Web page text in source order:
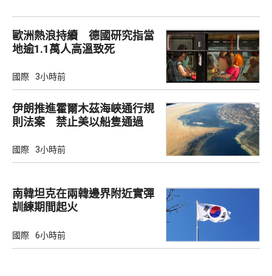
歐洲熱浪持續 德國研究指當
地逾1.1萬人高溫致死
國際 3小時前
伊朗推進霍爾木茲海峽通行規
則法案 禁止美以船隻通過
國際 3小時前
南韓坦克在兩韓邊界附近實彈
訓練期間起火
國際 6小時前